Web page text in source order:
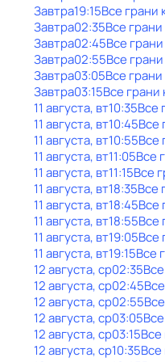
Завтра19:15Все грани
Завтра02:35Все
Завтра02:45Все
Завтра02:55Все
Завтра03:05Все
Завтра03:15Все грани
11 августа, вт10:35Все
11 августа, вт10:45Все
11 августа, вт10:55Все
11 августа, вт11:05Все
11 августа, вт11:15Все
11 августа, вт18:35Все
11 августа, вт18:45Все
11 августа, вт18:55Все
11 августа, вт19:05Все
11 августа, вт19:15Все
12 августа, ср02:35
12 августа, ср02:45
12 августа, ср02:55
12 августа, ср03:05
12 августа, ср03:15Все
12 августа, ср10:35Все